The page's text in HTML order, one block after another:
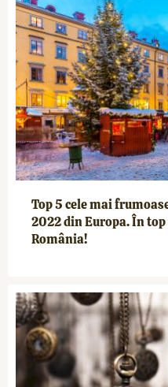
Top 5 cele mai
2022 din Europa. În
România!